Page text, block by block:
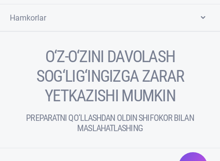
Hamkorlar
O‘Z-O‘ZINI DAVOLASH
SOG‘LIG‘INGIZGA ZARAR
YETKAZISHI MUMKIN
PREPARATNI QO‘LLASHDAN OLDIN SHIFOKOR BILAN
MASLAHATLASHING